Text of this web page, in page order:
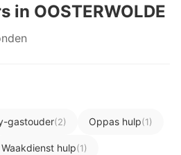
in OOSTERWOLDE
gastouder(2) Oppas hulp(1)
Waakdienst hulp(1)